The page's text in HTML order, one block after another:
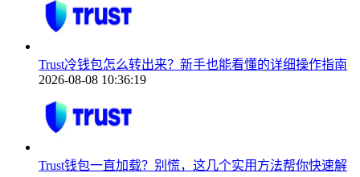
Trust冷钱包怎么转出来？新手也能看懂的详细操作指南
2026-08-08 10:36:19
Trust钱包一直加载？别慌，这几个实用方法帮你快速解